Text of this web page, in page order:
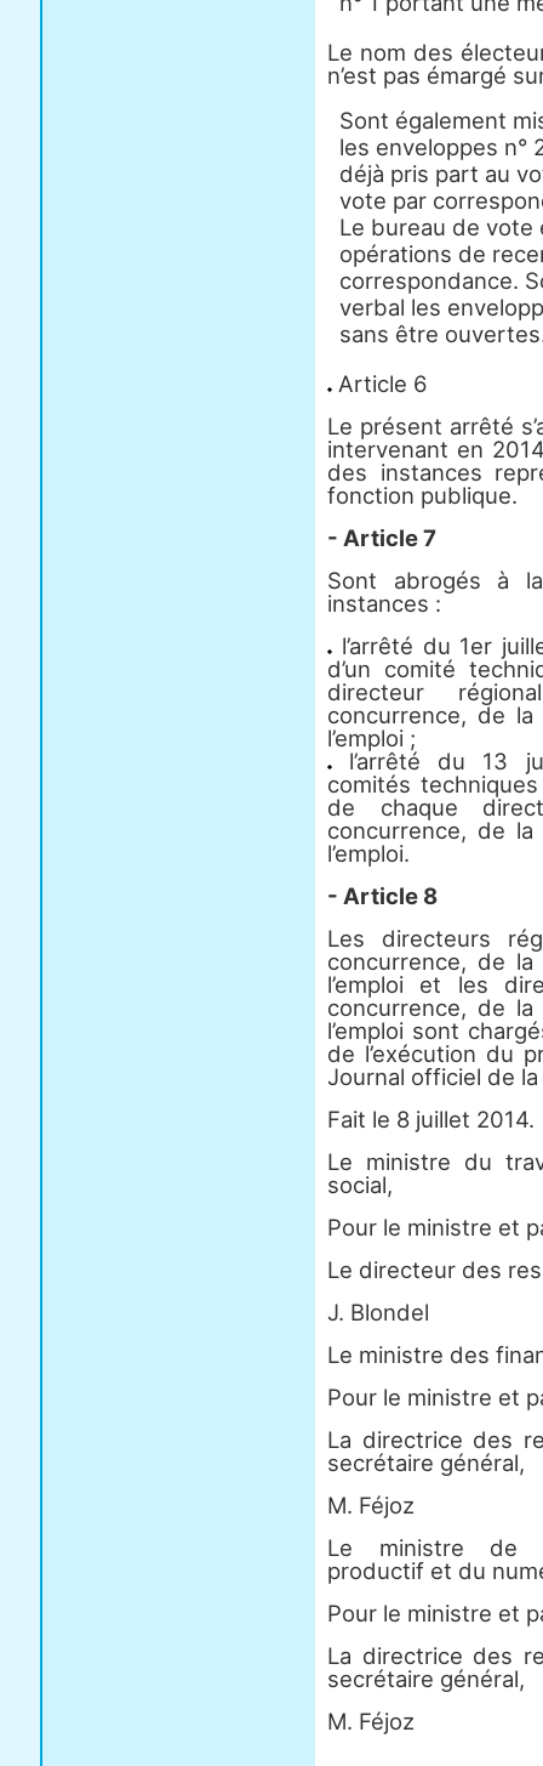
Le nom des
n’est pas émargé
Sont également
les enveloppes n°
déjà pris part au
vote par
Le bureau de
opérations de
correspondance.
verbal les
sans être
Article 6
Le présent arrêté
intervenant en
des instances
fonction publique.
- Article 7
Sont abrogés à
instances :
l’arrêté du 1er
d’un comité
directeur
concurrence, de
l’emploi ;
l’arrêté du 13
comités
de chaque
concurrence, de
l’emploi.
- Article 8
Les directeurs
concurrence, de
l’emploi et les
concurrence, de
l’emploi sont
de l’exécution du
Journal officiel de
Fait le 8 juillet 2014.
Le ministre du
social,
Pour le ministre et
Le directeur des
J. Blondel
Le ministre des
Pour le ministre et
La directrice des
secrétaire général,
M. Féjoz
Le ministre de
productif et du
Pour le ministre et
La directrice des
secrétaire général,
M. Féjoz